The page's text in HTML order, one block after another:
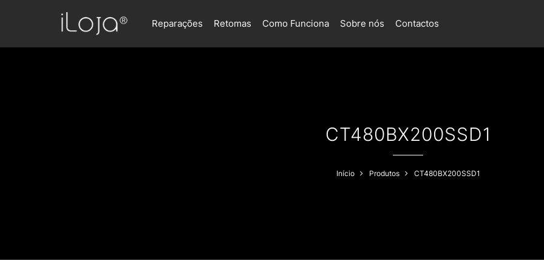
Reparações Retomas Como Funciona Sobre nós Contactos
CT480BX200SSD1
Início Produtos CT480BX200SSD1